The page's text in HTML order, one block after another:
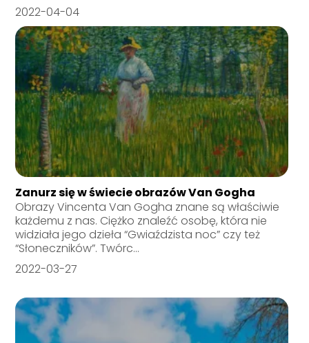
2022-04-04
Zanurz się w świecie obrazów Van Gogha
Obrazy Vincenta Van Gogha znane są właściwie
każdemu z nas. Ciężko znaleźć osobę, która nie
widziała jego dzieła “Gwiaździsta noc” czy też
“Słoneczników”. Twórc...
2022-03-27